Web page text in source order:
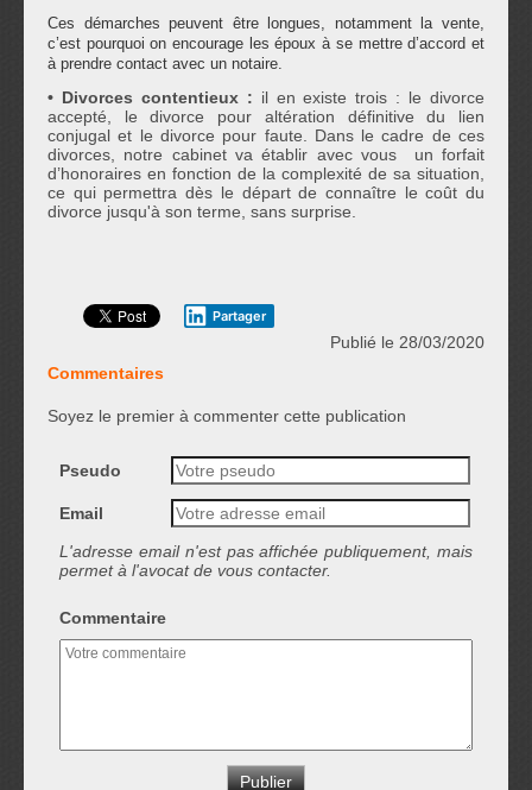
Ces démarches peuvent être longues, notamment la vente,
c’est pourquoi on encourage les époux à se mettre d’accord et
à prendre contact avec un notaire.
• Divorces contentieux : il en existe trois : le divorce
accepté, le divorce pour altération définitive du lien
conjugal et le divorce pour faute. Dans le cadre de ces
divorces, notre cabinet va établir avec vous un forfait
d’honoraires en fonction de la complexité de sa situation,
ce qui permettra dès le départ de connaître le coût du
divorce jusqu'à son terme, sans surprise.
Partager
Publié le 28/03/2020
Commentaires
Soyez le premier à commenter cette publication
Pseudo
Email
L'adresse email n'est pas affichée publiquement, mais
permet à l'avocat de vous contacter.
Commentaire